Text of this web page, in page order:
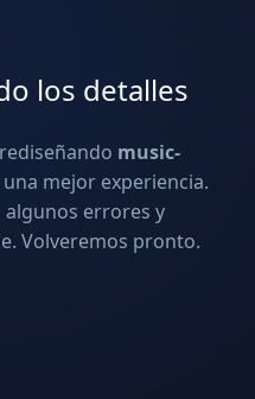
los detalles
music-
mejor experiencia.
errores y
Volveremos pronto.